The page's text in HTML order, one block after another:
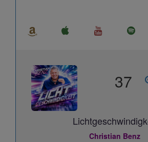
37
Christian Benz